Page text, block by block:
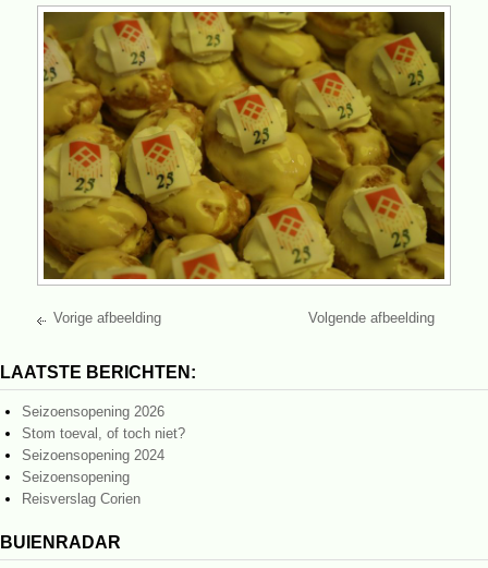
+IMG_1391
–
kopie
Vorige afbeelding Volgende afbeelding
LAATSTE BERICHTEN:
Seizoensopening 2026
Stom toeval, of toch niet?
Seizoensopening 2024
Seizoensopening
Reisverslag Corien
BUIENRADAR